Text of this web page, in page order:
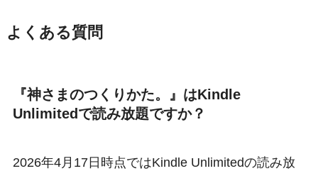
よくある質問
『神さまのつくりかた。』はKindle
Unlimitedで読み放題ですか？
2026年4月17日時点ではKindle Unlimitedの読み放